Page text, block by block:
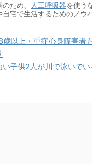
ため、 人工呼吸器を使う
自宅で生活するためのノウ
歳以上・重症心身障害者
い子供2人が川で泳いで